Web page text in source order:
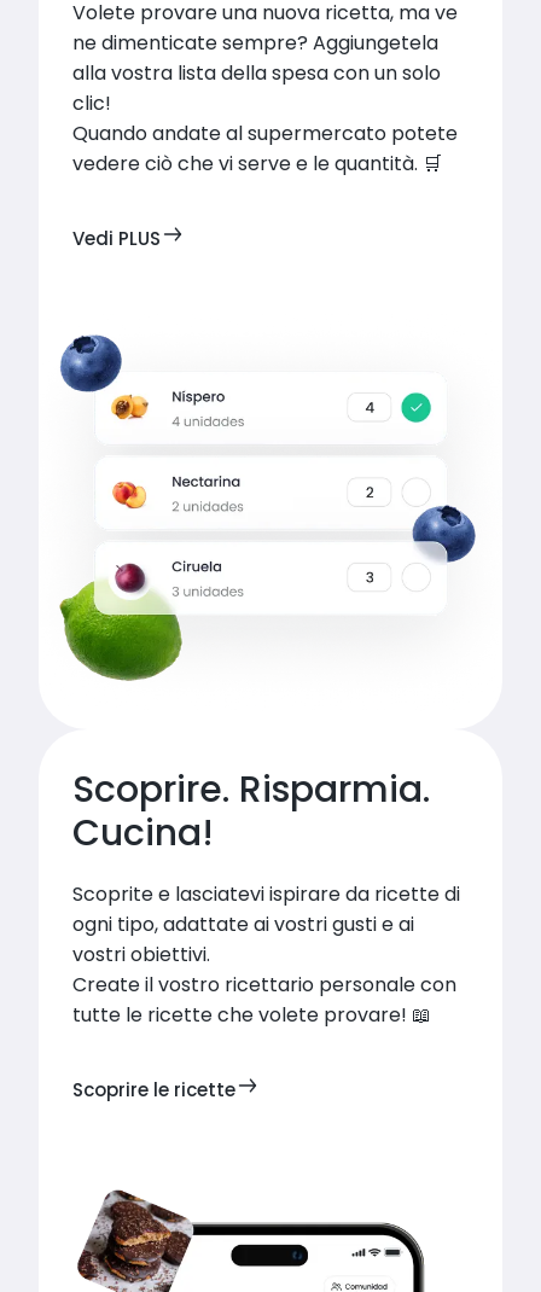
Volete provare una nuova ricetta, ma ve
ne dimenticate sempre? Aggiungetela
alla vostra lista della spesa con un solo
clic!
Quando andate al supermercato potete
vedere ciò che vi serve e le quantità. 🛒
Vedi PLUS
Scoprire. Risparmia.
Cucina!
Scoprite e lasciatevi ispirare da ricette di
ogni tipo, adattate ai vostri gusti e ai
vostri obiettivi.
Create il vostro ricettario personale con
tutte le ricette che volete provare! 📖
Scoprire le ricette